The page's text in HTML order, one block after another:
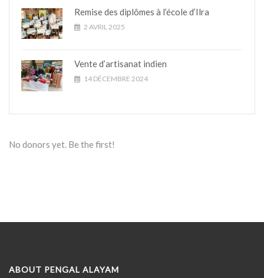
Remise des diplômes à l’école d’Ilra
2 AVRIL 2025
Vente d’artisanat indien
14 DÉCEMBRE 2024
No donors yet. Be the first!
ABOUT PENGAL ALAYAM